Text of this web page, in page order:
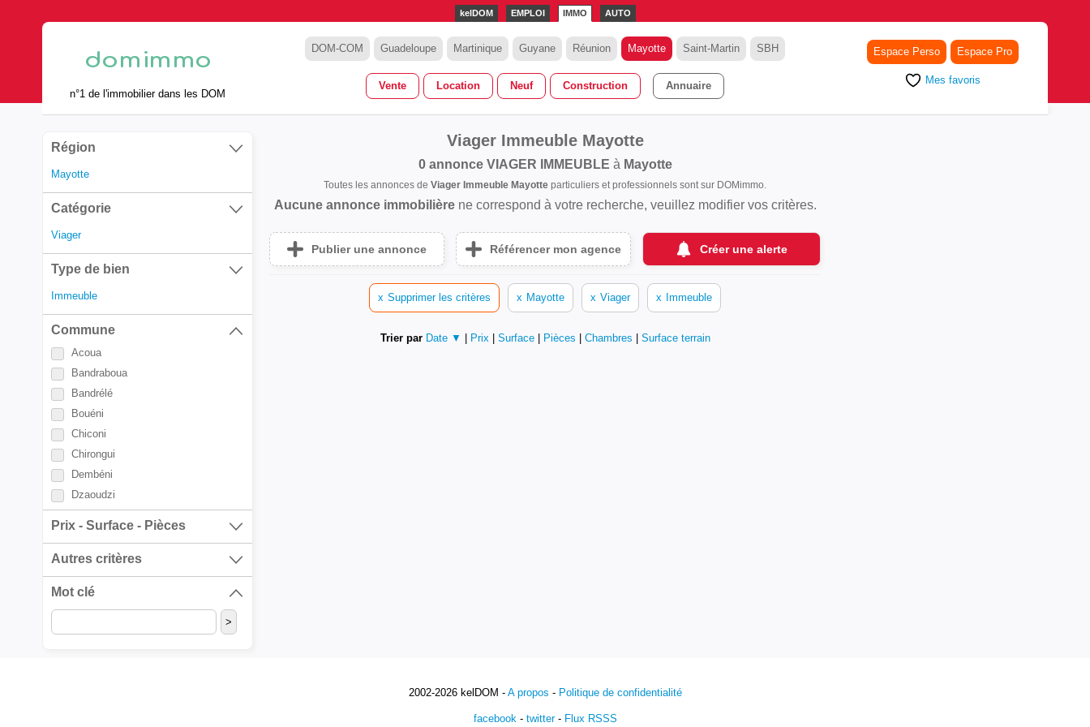
kelDOM EMPLOI IMMO AUTO
n°1 de l'immobilier dans les DOM
DOM-COM Guadeloupe Martinique Guyane Réunion Mayotte Saint-Martin SBH
Vente Location Neuf Construction Annuaire
Espace Perso Espace Pro
Mes favoris
Région
Mayotte
Catégorie
Viager
Type de bien
Immeuble
Commune
Acoua
Bandraboua
Bandrélé
Bouéni
Chiconi
Chirongui
Dembéni
Dzaoudzi
Mamoudzou
Mtsamboro
M'tsangamouj
Pamandzi
Prix - Surface - Pièces
Autres critères
Mot clé
Viager Immeuble Mayotte
0 annonce VIAGER IMMEUBLE à Mayotte
Toutes les annonces de Viager Immeuble Mayotte particuliers et professionnels sont sur DOMimmo.
Aucune annonce immobilièrene correspond à votre recherche, veuillez modifier vos critères.
Publier une annonce Référencer mon agence Créer une alerte
x Supprimer les critères x Mayotte x Viager x Immeuble
Trier par Date ▼ Prix Surface Pièces Chambres Surface terrain
2002-2026 kelDOM - A propos - Politique de confidentialité
facebook- twitter- Flux RSSS